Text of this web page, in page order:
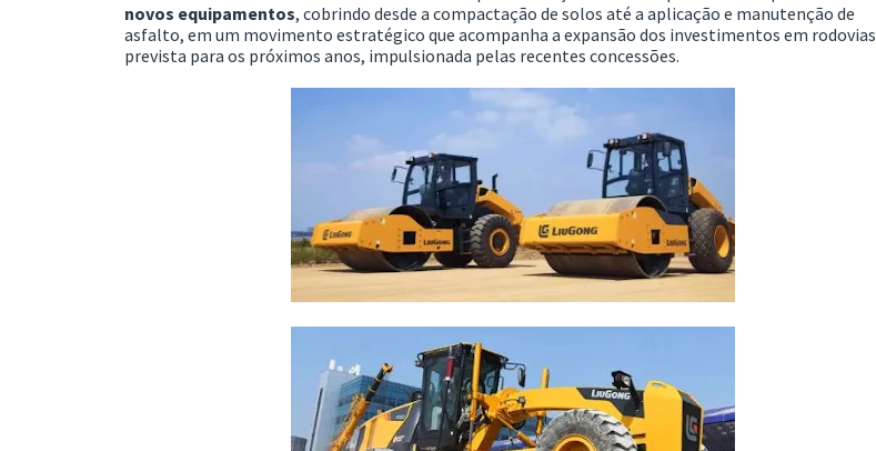
novos equipamentos, cobrindo desde a compactação de solos até a aplicação e manutenção de
asfalto, em um movimento estratégico que acompanha a expansão dos investimentos em rodovias
prevista para os próximos anos, impulsionada pelas recentes concessões.